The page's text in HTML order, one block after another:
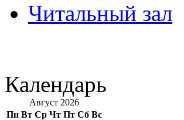
Читальный зал
Календарь
Август 2026
Пн Вт Ср Чт Пт Сб Вс